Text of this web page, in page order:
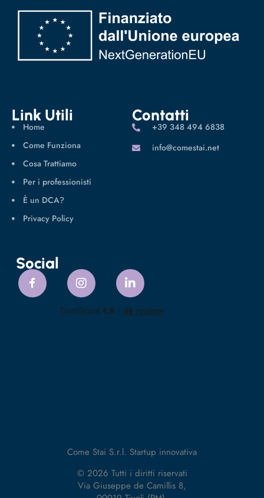
Link Utili
Home
Come Funziona
Cosa Trattiamo
Per i professionisti
È un DCA?
Privacy Policy
Contatti
‪+39 348 494 6838
info@comestai.net
Social
Come Stai S.r.l. Startup innovativa
© 2026 Tutti i diritti riservati
Via Giuseppe de Camillis 8,